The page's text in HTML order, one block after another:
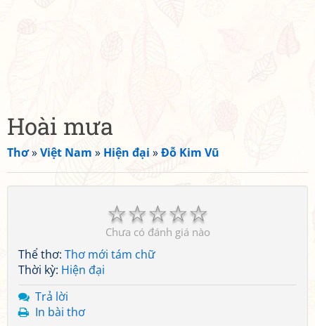
Hoài mưa
Thơ»Việt Nam » Hiện đại »Đỗ Kim Vũ
☆
☆
☆
☆
☆
Chưa có đánh giá nào
Thể thơ: Thơ mới tám chữ
Thời kỳ: Hiện đại
Trả lời
In bài thơ